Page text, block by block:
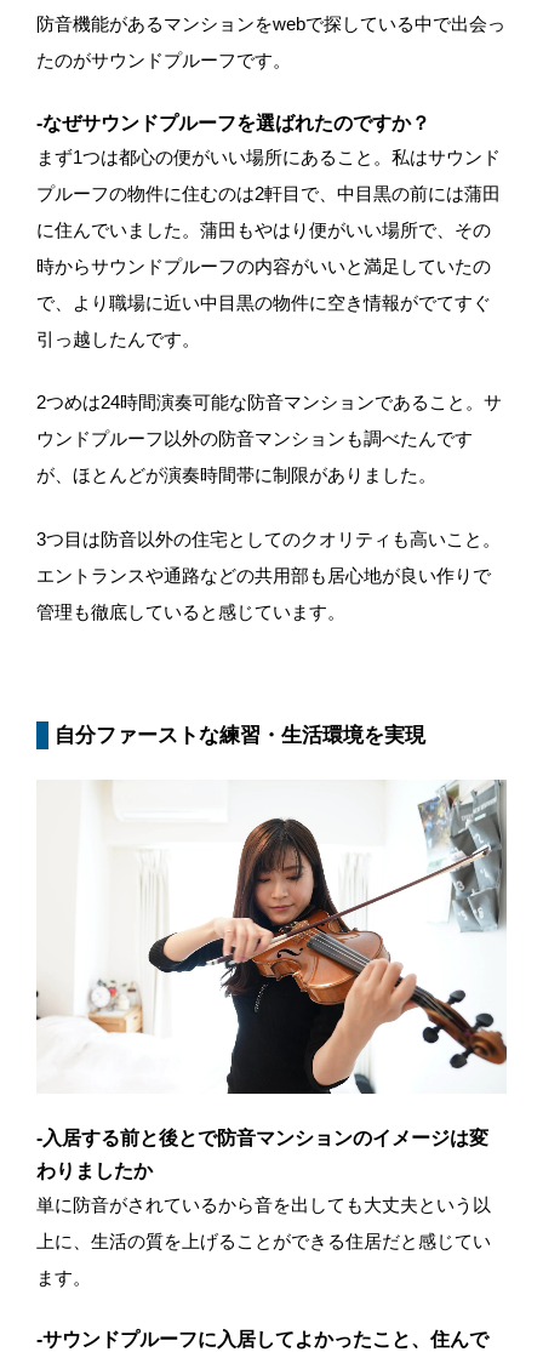
防音機能があるマンションをwebで探している中で出会っ
たのがサウンドプルーフです。
-なぜサウンドプルーフを選ばれたのですか？
まず1つは都心の便がいい場所にあること。私はサウンド
プルーフの物件に住むのは2軒目で、中目黒の前には蒲田
に住んでいました。蒲田もやはり便がいい場所で、その
時からサウンドプルーフの内容がいいと満足していたの
で、より職場に近い中目黒の物件に空き情報がでてすぐ
引っ越したんです。
2つめは24時間演奏可能な防音マンションであること。サ
ウンドプルーフ以外の防音マンションも調べたんです
が、ほとんどが演奏時間帯に制限がありました。
3つ目は防音以外の住宅としてのクオリティも高いこと。
エントランスや通路などの共用部も居心地が良い作りで
管理も徹底していると感じています。
自分ファーストな練習・生活環境を実現
-入居する前と後とで防音マンションのイメージは変
わりましたか
単に防音がされているから音を出しても大丈夫という以
上に、生活の質を上げることができる住居だと感じてい
ます。
-サウンドプルーフに入居してよかったこと、住んで